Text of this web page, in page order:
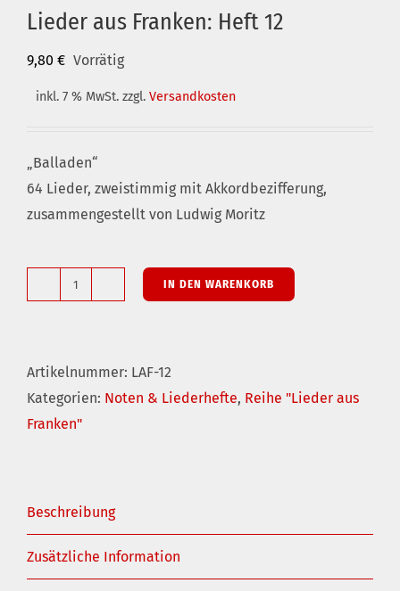
Lieder aus Franken: Heft 12
9,80 € Vorrätig
inkl. 7 % MwSt. zzgl. Versandkosten
„Balladen“
64 Lieder, zweistimmig mit Akkordbezifferung,
zusammengestellt von Ludwig Moritz
Heft
12
Menge
IN DEN WARENKORB
Artikelnummer: LAF-12
Kategorien: Noten & Liederhefte, Reihe "Lieder aus
Franken"
Beschreibung
Zusätzliche Information